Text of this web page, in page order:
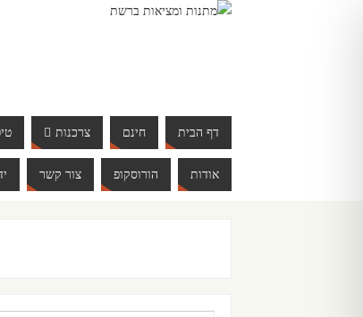
דף הבית חינם צרכנות
אודות הורוסקופ צור קשר